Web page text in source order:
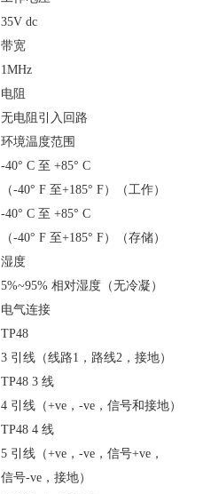
35V dc
带宽
1MHz
电阻
无电阻引入回路
环境温度范围
-40° C 至 +85° C
（-40° F 至+185° F）（工作）
-40° C 至 +85° C
（-40° F 至+185° F）（存储）
湿度
5%~95% 相对湿度（无冷凝）
电气连接
TP48
3 引线（线路1，路线2，接地）
TP48 3 线
4 引线（+ve，-ve，信号和接地）
TP48 4 线
5 引线（+ve，-ve，信号+ve，
信号-ve，接地）